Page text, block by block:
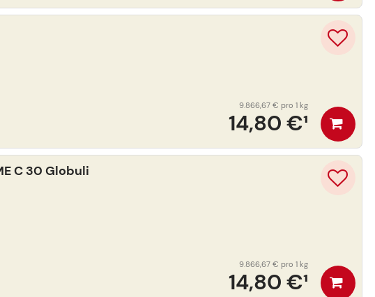
14,80 €¹
9.866,67 € pro 1 kg
C 30 Globuli
14,80 €¹
9.866,67 € pro 1 kg